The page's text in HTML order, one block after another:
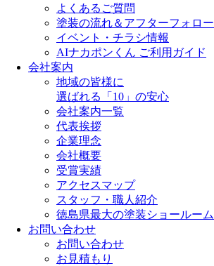
よくあるご質問
塗装の流れ＆アフターフォロー
イベント・チラシ情報
AIナカポンくん ご利用ガイド
会社案内
地域の皆様に
選ばれる「10」の安心
会社案内一覧
代表挨拶
企業理念
会社概要
受賞実績
アクセスマップ
スタッフ・職人紹介
徳島県最大の塗装ショールーム
お問い合わせ
お問い合わせ
お見積もり